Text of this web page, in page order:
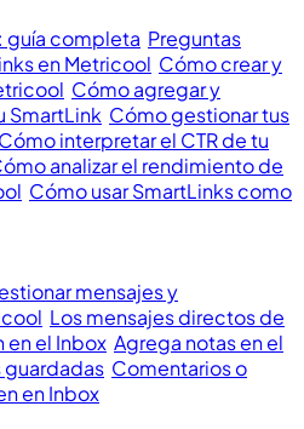
guía completa Preguntas
en Metricool Cómo crear y
Cómo agregar y
SmartLink Cómo gestionar tus
Cómo interpretar el CTR de tu
analizar el rendimiento de
Cómo usar SmartLinks como
mensajes y
Los mensajes directos de
en el Inbox Agrega notas en el
guardadas Comentarios o
en Inbox